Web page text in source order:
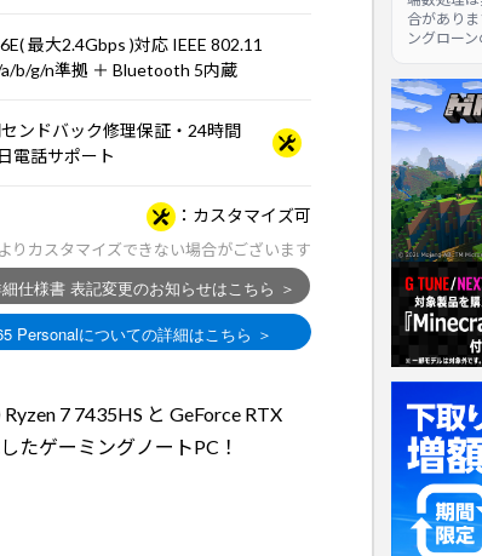
最大2.4Gbps )対応 IEEE 802.11
b/g/n準拠 ＋ Bluetooth 5内蔵
ンドバック修理保証・24時間
電話サポート
カスタマイズ可
りカスタマイズできない場合がございます
7 7435HS と GeForce RTX
たゲーミングノートPC！
合があり
ングロー